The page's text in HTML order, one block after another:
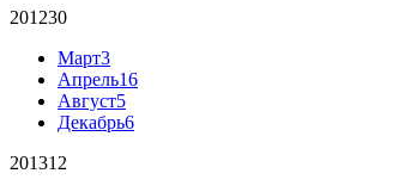
201230
Март3
Апрель16
Август5
Декабрь6
201312